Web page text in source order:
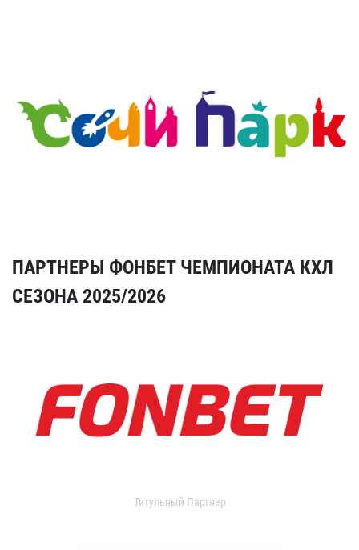
ПАРТНЕРЫ ФОНБЕТ ЧЕМПИОНАТА КХЛ
СЕЗОНА 2025/2026
Титульный Партнер